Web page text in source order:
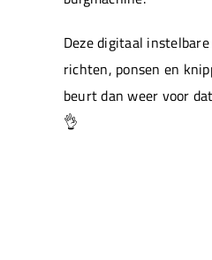
Deze digitaal
richten, ponsen en
beurt dan weer voor
👌